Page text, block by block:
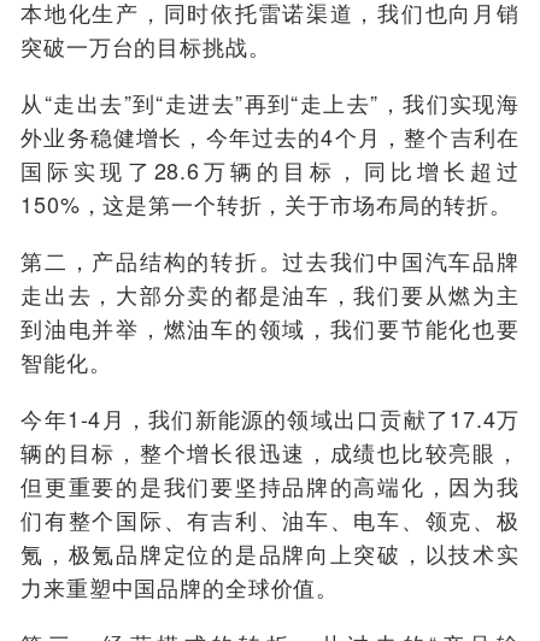
本地化生产，同时依托雷诺渠道，我们也向月销
突破一万台的目标挑战。
从“走出去”到“走进去”再到“走上去”，我们实现海
外业务稳健增长，今年过去的4个月，整个吉利在
国际实现了28.6万辆的目标，同比增长超过
150%，这是第一个转折，关于市场布局的转折。
第二，产品结构的转折。过去我们中国汽车品牌
走出去，大部分卖的都是油车，我们要从燃为主
到油电并举，燃油车的领域，我们要节能化也要
智能化。
今年1-4月，我们新能源的领域出口贡献了17.4万
辆的目标，整个增长很迅速，成绩也比较亮眼，
但更重要的是我们要坚持品牌的高端化，因为我
们有整个国际、有吉利、油车、电车、领克、极
氪，极氪品牌定位的是品牌向上突破，以技术实
力来重塑中国品牌的全球价值。